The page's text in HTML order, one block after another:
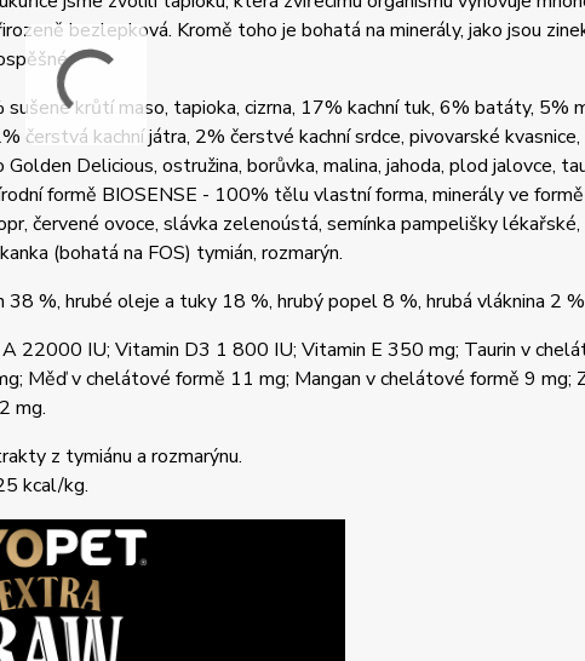
bezlepková. Kromě toho je bohatá na minerály, jako jsou
krůtí maso, tapioka, cizrna, 17% kachní tuk, 6% batáty, 5%
čerstvá kachní játra, 2% čerstvé kachní srdce, pivovarské kvasnice,
Delicious, ostružina, borůvka, malina, jahoda, plod jalovce,
formě BIOSENSE - 100% tělu vlastní forma, minerály ve
červené ovoce, slávka zelenoústá, semínka pampelišky
(bohatá na FOS) tymián, rozmarýn.
%, hrubé oleje a tuky 18 %, hrubý popel 8 %, hrubá vláknina 2
A 22000 IU; Vitamin D3 1 800 IU; Vitamin E 350 mg; Taurin v
Měď v chelátové formě 11 mg; Mangan v chelátové formě 9 mg;
mg.
z tymiánu a rozmarýnu.
kcal/kg.